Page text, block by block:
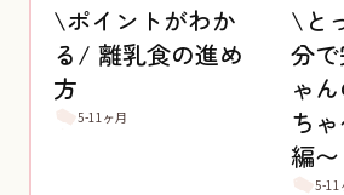
\ポイントがわか
る/ 離乳食の進め
方
5-11ヶ月
\と
分
ゃ
ち
編〜
5-11